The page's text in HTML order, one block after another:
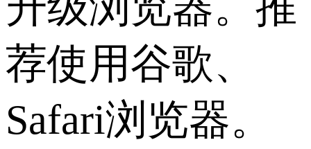
荐使用谷歌、
Safari浏览器。